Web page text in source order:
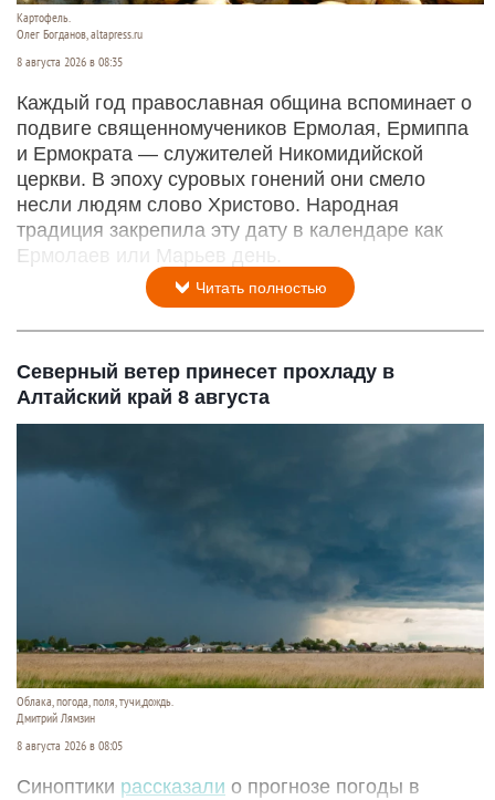
Картофель.
Олег Богданов, altapress.ru
8 августа 2026 в 08:35
Каждый год православная община вспоминает о
подвиге священномучеников Ермолая, Ермиппа
и Ермократа — служителей Никомидийской
церкви. В эпоху суровых гонений они смело
несли людям слово Христово. Народная
традиция закрепила эту дату в календаре как
Ермолаев или Марьев день.
Читать полностью
Северный ветер принесет прохладу в
Алтайский край 8 августа
Облака, погода, поля, тучи,дождь.
Дмитрий Лямзин
8 августа 2026 в 08:05
Синоптики рассказали о прогнозе погоды в